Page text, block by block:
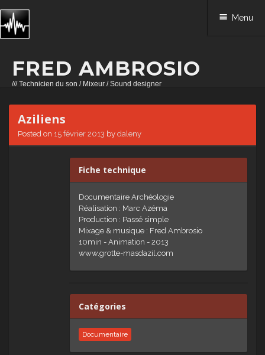
FRED AMBROSIO
/// Technicien du son / Mixeur / Sound designer
Menu
Skip to content
Aziliens
Posted on 15 février 2013 by daleny
Fiche technique
Documentaire Archéologie
Réalisation : Marc Azéma
Production : Passé simple
Mixage & musique : Fred Ambrosio
10min - Animation - 2013
www.grotte-masdazil.com
Catégories
Documentaire